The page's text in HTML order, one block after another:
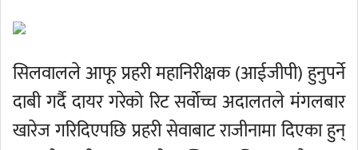
सिलवालले आफू प्रहरी महानिरीक्षक (आईजीपी) हुनुपर्ने
दाबी गर्दै दायर गरेको रिट सर्वोच्च अदालतले मंगलबार
खारेज गरिदिएपछि प्रहरी सेवाबाट राजीनामा दिएका हुन्